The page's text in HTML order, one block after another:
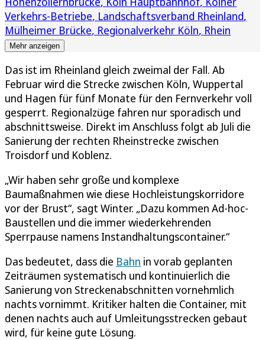
Verkehrs-Betriebe Landschaftsverband Rheinland
Mülheimer Brücke Regionalverkehr Köln Rhein
Mehr anzeigen
Das ist im Rheinland gleich zweimal der Fall. Ab
Februar wird die Strecke zwischen Köln, Wuppertal
und Hagen für fünf Monate für den Fernverkehr voll
gesperrt. Regionalzüge fahren nur sporadisch und
abschnittsweise. Direkt im Anschluss folgt ab Juli die
Sanierung der rechten Rheinstrecke zwischen
Troisdorf und Koblenz.
„Wir haben sehr große und komplexe
Baumaßnahmen wie diese Hochleistungskorridore
vor der Brust“, sagt Winter. „Dazu kommen Ad-hoc-
Baustellen und die immer wiederkehrenden
Sperrpause namens Instandhaltungscontainer.“
Das bedeutet, dass die Bahn in vorab geplanten
Zeiträumen systematisch und kontinuierlich die
Sanierung von Streckenabschnitten vornehmlich
nachts vornimmt. Kritiker halten die Container, mit
denen nachts auch auf Umleitungsstrecken gebaut
wird, für keine gute Lösung.